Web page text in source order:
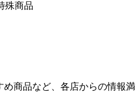
殊商品
商品など、各店からの情報満